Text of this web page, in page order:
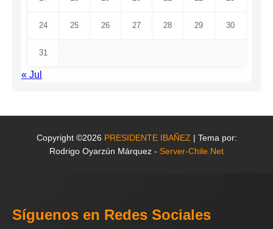
24 25 26 27 28 29 30
31
« Jul
Copyright ©2026 PRESIDENTE IBAÑEZ | Tema por:
Rodrigo Oyarzún Márquez - Server-Chile.Net
Síguenos en Redes Sociales